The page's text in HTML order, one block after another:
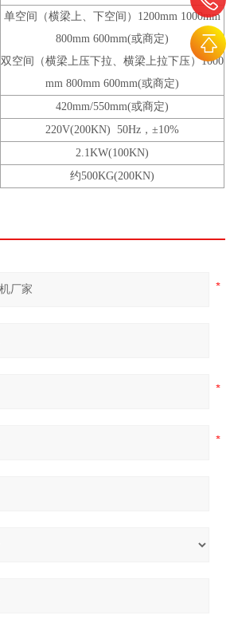
单空间（横梁上、下空间）1200mm 1000mm
800mm 600mm(或商定)
双空间（横梁上压下拉、横梁上拉下压）1000
mm 800mm 600mm(或商定)
420mm/550mm(或商定)
220V(200KN) 50Hz，±10%
2.1KW(100KN)
约500KG(200KN)